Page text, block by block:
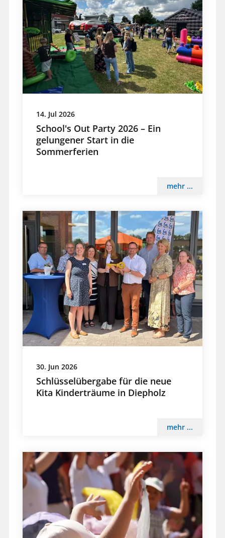
14. Jul 2026
School's Out Party 2026 – Ein
gelungener Start in die
Sommerferien
mehr ...
30. Jun 2026
Schlüsselübergabe für die neue
Kita Kinderträume in Diepholz
mehr ...